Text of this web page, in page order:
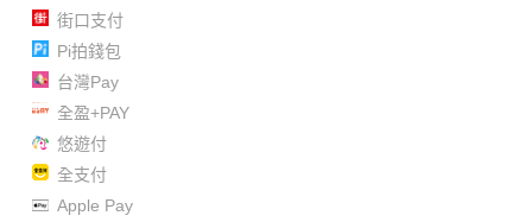
街口支付
Pi拍錢包
台灣Pay
全盈+PAY
悠遊付
全支付
Apple Pay